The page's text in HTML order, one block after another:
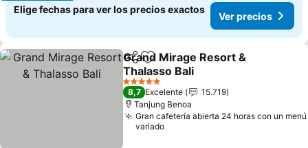
Elige fechas para ver los precios exactos
Ver precios
CompartirAgregar a favoritos
Grand Mirage Resort &
Thalasso Bali
Ver precios
5 Estrellas
8,7 Excelente
15.719
Tanjung Benoa
Gran cafetería abierta 24 horas con un menú
variado